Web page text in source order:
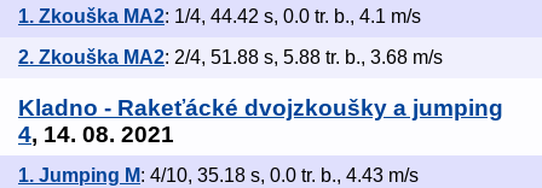
1. Zkouška MA2: 1/4, 44.42 s, 0.0 tr. b., 4.1 m/s
2. Zkouška MA2: 2/4, 51.88 s, 5.88 tr. b., 3.68 m/s
Kladno - Rakeťácké dvojzkoušky a jumping
4, 14. 08. 2021
1. Jumping M: 4/10, 35.18 s, 0.0 tr. b., 4.43 m/s